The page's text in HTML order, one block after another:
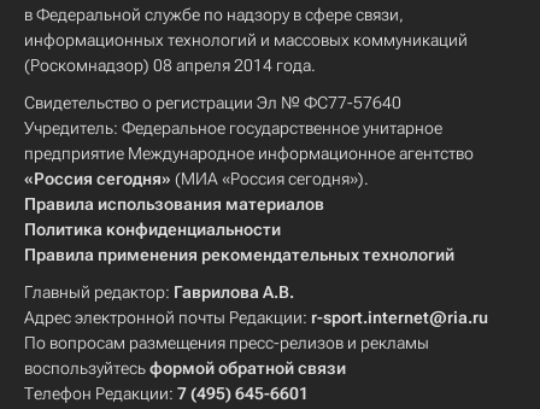
в Федеральной службе по надзору в сфере связи,
информационных технологий и массовых коммуникаций
(Роскомнадзор) 08 апреля 2014 года.
Свидетельство о регистрации Эл № ФС77-57640
Учредитель: Федеральное государственное унитарное
предприятие Международное информационное агентство
«Россия сегодня» (МИА «Россия сегодня»).
Правила использования материалов
Политика конфиденциальности
Правила применения рекомендательных технологий
Главный редактор: Гаврилова А.В.
Адрес электронной почты Редакции: r-sport.internet@ria.ru
По вопросам размещения пресс-релизов и рекламы
воспользуйтесьформой обратной связи
Телефон Редакции: 7 (495) 645-6601